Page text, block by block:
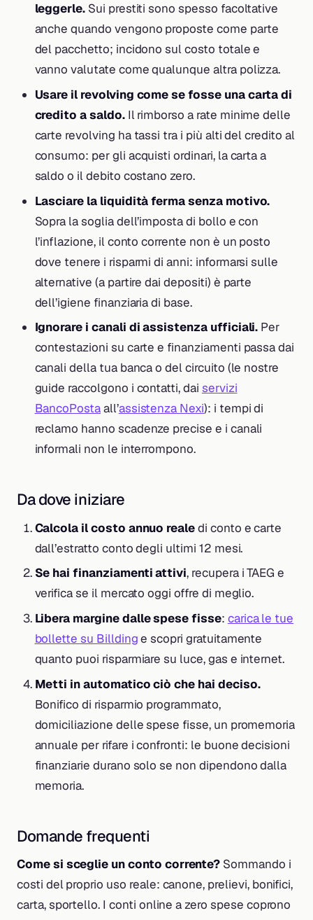
leggerle. Sui prestiti sono spesso facoltative
anche quando vengono proposte come parte
del pacchetto; incidono sul costo totale e
vanno valutate come qualunque altra polizza.
Usare il revolving come se fosse una carta di
credito a saldo.Il rimborso a rate minime delle
carte revolving ha tassi tra i più alti del credito al
consumo: per gli acquisti ordinari, la carta a
saldo o il debito costano zero.
Lasciare la liquidità ferma senza motivo.
Sopra la soglia dell’imposta di bollo e con
l’inflazione, il conto corrente non è un posto
dove tenere i risparmi di anni: informarsi sulle
alternative (a partire dai depositi) è parte
dell’igiene finanziaria di base.
Ignorare i canali di assistenza ufficiali. Per
contestazioni su carte e finanziamenti passa dai
canali della tua banca o del circuito (le nostre
guide raccolgono i contatti, dai servizi
BancoPostaall’assistenza Nexi): i tempi di
reclamo hanno scadenze precise e i canali
informali non le interrompono.
Da dove iniziare
Calcola il costo annuo realedi conto e carte
dall’estratto conto degli ultimi 12 mesi.
Se hai finanziamenti attivi, recupera i TAEG e
verifica se il mercato oggi offre di meglio.
Libera margine dalle spese fisse: carica le tue
bollette su Billdinge scopri gratuitamente
quanto puoi risparmiare su luce, gas e internet.
Metti in automatico ciò che hai deciso.
Bonifico di risparmio programmato,
domiciliazione delle spese fisse, un promemoria
annuale per rifare i confronti: le buone decisioni
finanziarie durano solo se non dipendono dalla
memoria.
Domande frequenti
Come si sceglie un conto corrente? Sommando i
costi del proprio uso reale: canone, prelievi, bonifici,
carta, sportello. I conti online a zero spese coprono